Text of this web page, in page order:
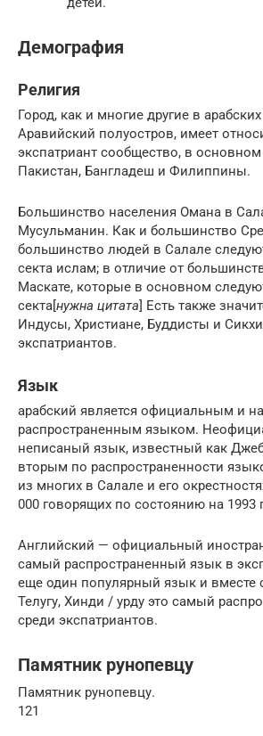
Демография
Религия
Город, как и многие другие в
Аравийский полуостров, имеет
экспатриант сообщество, в
Пакистан, Бангладеш и Филиппины.
Большинство населения Омана в
Мусульманин. Как и большинство
большинство людей в Салале
секта ислам; в отличие от
Маскате, которые в основном
секта[нужна цитата] Есть также
Индусы, Христиане, Буддисты и
экспатриантов.
Язык
арабский является официальным и
распространенным языком.
неписаный язык, известный как
вторым по распространенности
из многих в Салале и его
000 говорящих по состоянию на 1993
Английский — официальный
самый распространенный язык в
еще один популярный язык и вместе
Телугу, Хинди / урду это самый
среди экспатриантов.
Памятник рунопевцу
Памятник рунопевцу.
121